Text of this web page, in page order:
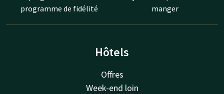
programme de fidélité
manger
Hôtels
Offres
Week-end loin